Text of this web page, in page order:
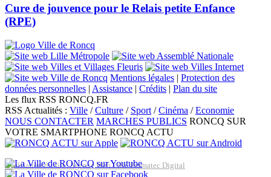
Cure de jouvence pour le Relais petite Enfance
(RPE)
Mentions légales | Protection des
données personnelles | Assistance | Crédits | Plan du site
Les flux RSS RONCQ.FR
RSS Actualités : Ville /Culture / Sport /Cinéma /Economie
NOUS CONTACTER MARCHES PUBLICS RONCQ SUR
VOTRE SMARTPHONE RONCQ ACTU
Réalisation du site: Agence Web Lille Promatec Digital